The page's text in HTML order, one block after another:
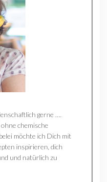
gerne ….
chemische
möchte ich Dich mit
inspirieren, dich
und natürlich zu